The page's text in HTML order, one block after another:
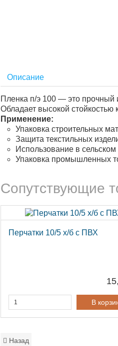
Описание
Пленка п/э 100 — это прочный
Обладает высокой
Применение:
Упаковка строительных
Защита текстильных
Использование в
Упаковка промышленных
Сопутствующие
Перчатки 10/5 х/б с ПВХ
В
Назад